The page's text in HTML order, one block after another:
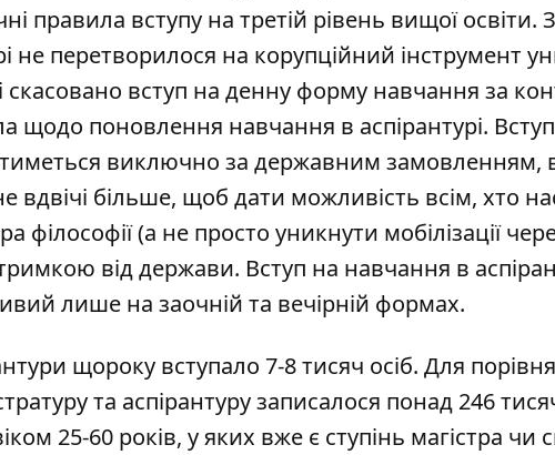
правила вступу на третій рівень вищої
не перетворилося на корупційний інструмент
скасовано вступ на денну форму навчання за
щодо поновлення навчання в аспірантурі. Вступ
виключно за державним замовленням,
вдвічі більше, щоб дати можливість всім, хто
філософії (а не просто уникнути мобілізації
від держави. Вступ на навчання в
лише на заочній та вечірній формах.
щороку вступало 7-8 тисяч осіб. Для
та аспірантуру записалося понад 246
25-60 років, у яких вже є ступінь магістра чи